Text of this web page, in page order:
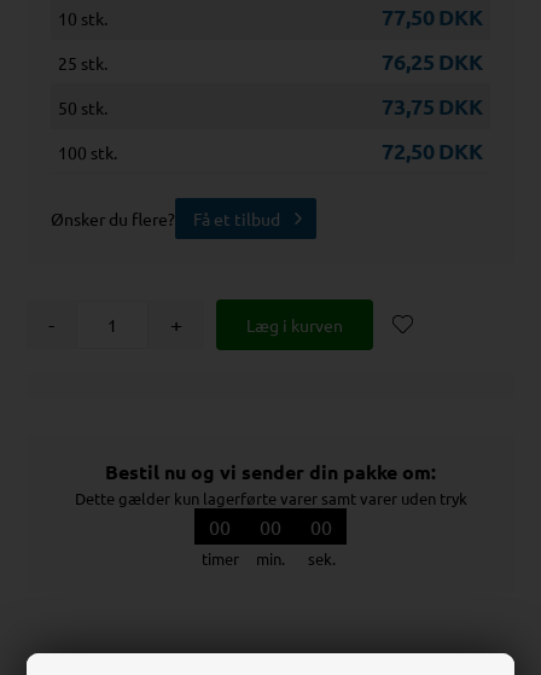
10 stk. 77,50DKK
25 stk. 76,25 DKK
50 stk. 73,75 DKK
100 stk. 72,50DKK
Ønsker du flere? Få et tilbud
- +
Bestil nu og vi sender din pakke om:
Dette gælder kun lagerførte varer samt varer uden tryk
00
timer
00
min.
00
sek.